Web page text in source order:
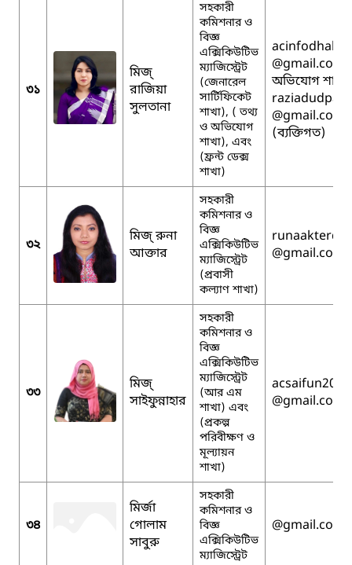
৩১
মিজ্
রাজিয়া
সুলতানা
সহকারী
কমিশনার ও
বিজ্ঞ
এক্সিকিউটিভ
ম্যাজিস্ট্রেট
(জেনারেল
সার্টিফিকেট
শাখা), ( তথ্য
ও অভিযোগ
শাখা), এবং
(ফ্রন্ট ডেক্স
শাখা)
acinfodhaka
@gmail.com
অভিযোগ শাখা)
raziadudpa
@gmail.com
(ব্যক্তিগত)
৩২
মিজ্ রুনা
আক্তার
সহকারী
কমিশনার ও
বিজ্ঞ
এক্সিকিউটিভ
ম্যাজিস্ট্রেট
(প্রবাসী
কল্যাণ শাখা)
runaakterdu
@gmail.com
৩৩
মিজ্
সাইফুন্নাহার
সহকারী
কমিশনার ও
বিজ্ঞ
এক্সিকিউটিভ
ম্যাজিস্ট্রেট
(আর এম
শাখা) এবং
(প্রকল্প
পরিবীক্ষণ ও
মূল্যায়ন
শাখা)
acsaifun2025
@gmail.com
৩৪
মির্জা
গোলাম
সাবুরু
সহকারী
কমিশনার ও
বিজ্ঞ
এক্সিকিউটিভ
ম্যাজিস্ট্রেট
@gmail.com